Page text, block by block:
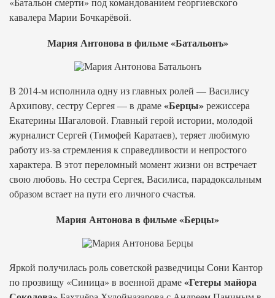
кавалера Марии Бочкарёвой.
Мария Антонова в фильме «Батальонъ»
В 2014-м исполнила одну из главных ролей — Василису
Архипову, сестру Сергея — в драме«Берцы»режиссера
Екатерины Шагаловой. Главный герой истории, молодой
журналист Сергей (Тимофей Каратаев), теряет любимую
работу из-за стремления к справедливости и непростого
характера. В этот переломный момент жизни он встречает
свою любовь. Но сестра Сергея, Василиса, парадоксальным
образом встает на пути его личного счастья.
Мария Антонова в фильме «Берцы»
Яркой получилась роль советской разведчицы Сони Кантор
по прозвищу «Синица» в военной драме«Гетеры майора